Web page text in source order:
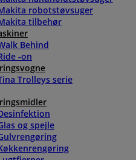
robotstøvsuger
tilbehør
Behind
-on
Trolleys serie
og spejle